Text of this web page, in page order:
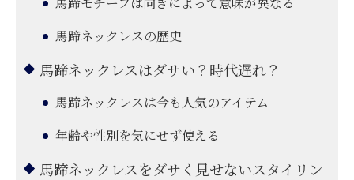
馬蹄ネックレスの歴史
馬蹄ネックレスはダサい？時代遅れ？
馬蹄ネックレスは今も人気のアイテム
年齢や性別を気にせず使える
馬蹄ネックレスをダサく見せないスタイリン